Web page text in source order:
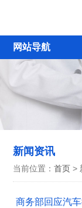
网站导航
新闻资讯
当前位置：首页 >
商务部回应汽